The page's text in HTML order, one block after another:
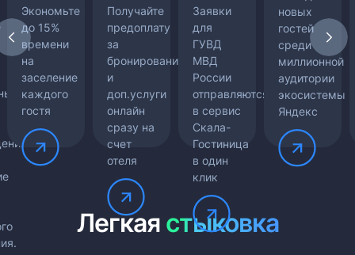
Экономьте
до 15%
времени
на
заселение
каждого
гостя
Получайте
предоплату
за
бронирования
и
доп.услуги
онлайн
сразу на
счет
отеля
Заявки
для
ГУВД
МВД
России
отправляются
в сервис
Скала-
Гостиница
в один
клик
новых
гостей
среди
миллионной
аудитории
экосистемы
Яндекс
Легкая стыковка